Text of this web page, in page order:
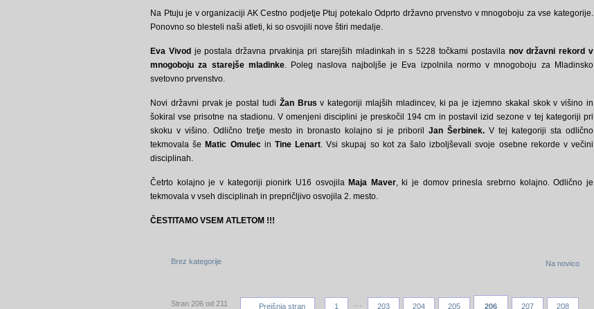
Na Ptuju je v organizaciji AK Cestno podjetje Ptuj potekalo Odprto državno prvenstvo v mnogoboju za vse kategorije.
Ponovno so blesteli naši atleti, ki so osvojili nove štiri medalje.
Eva Vivod je postala državna prvakinja pri starejših mladinkah in s 5228 točkami postavilanov državni rekord v
mnogoboju za starejše mladinke. Poleg naslova najboljše je Eva izpolnila normo v mnogoboju za Mladinsko
svetovno prvenstvo.
Novi državni prvak je postal tudi Žan Brus v kategoriji mlajših mladincev, ki pa je izjemno skakal skok v višino in
šokiral vse prisotne na stadionu. V omenjeni disciplini je preskočil 194 cm in postavil izid sezone v tej kategoriji pri
skoku v višino. Odlično tretje mesto in bronasto kolajno si je priboril Jan Šerbinek. V tej kategoriji sta odlično
tekmovala še Matic Omulecin Tine Lenart. Vsi skupaj so kot za šalo izboljševali svoje osebne rekorde v večini
disciplinah.
Četrto kolajno je v kategoriji pionirk U16 osvojila Maja Maver, ki je domov prinesla srebrno kolajno. Odlično je
tekmovala v vseh disciplinah in prepričljivo osvojila 2. mesto.
ČESTITAMO VSEM ATLETOM !!!
Brez kategorije Na novico
Stran 206 od 211 Prejšnja stran 1 ... 203 204 205 206 207 208